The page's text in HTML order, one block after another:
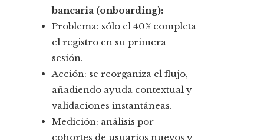
bancaria (onboarding):
Problema: sólo el 40% completa
el registro en su primera
sesión.
Acción: se reorganiza el flujo,
añadiendo ayuda contextual y
validaciones instantáneas.
Medición: análisis por
cohortes de usuarios nuevos y